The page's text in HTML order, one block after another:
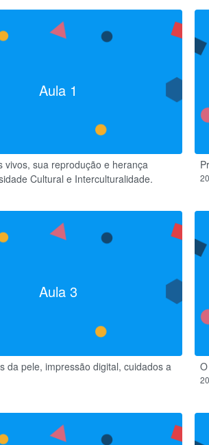
Aula 1
vivos, sua reprodução e herança
Cultural e Interculturalidade.
Aula 3
da pele, impressão digital, cuidados a